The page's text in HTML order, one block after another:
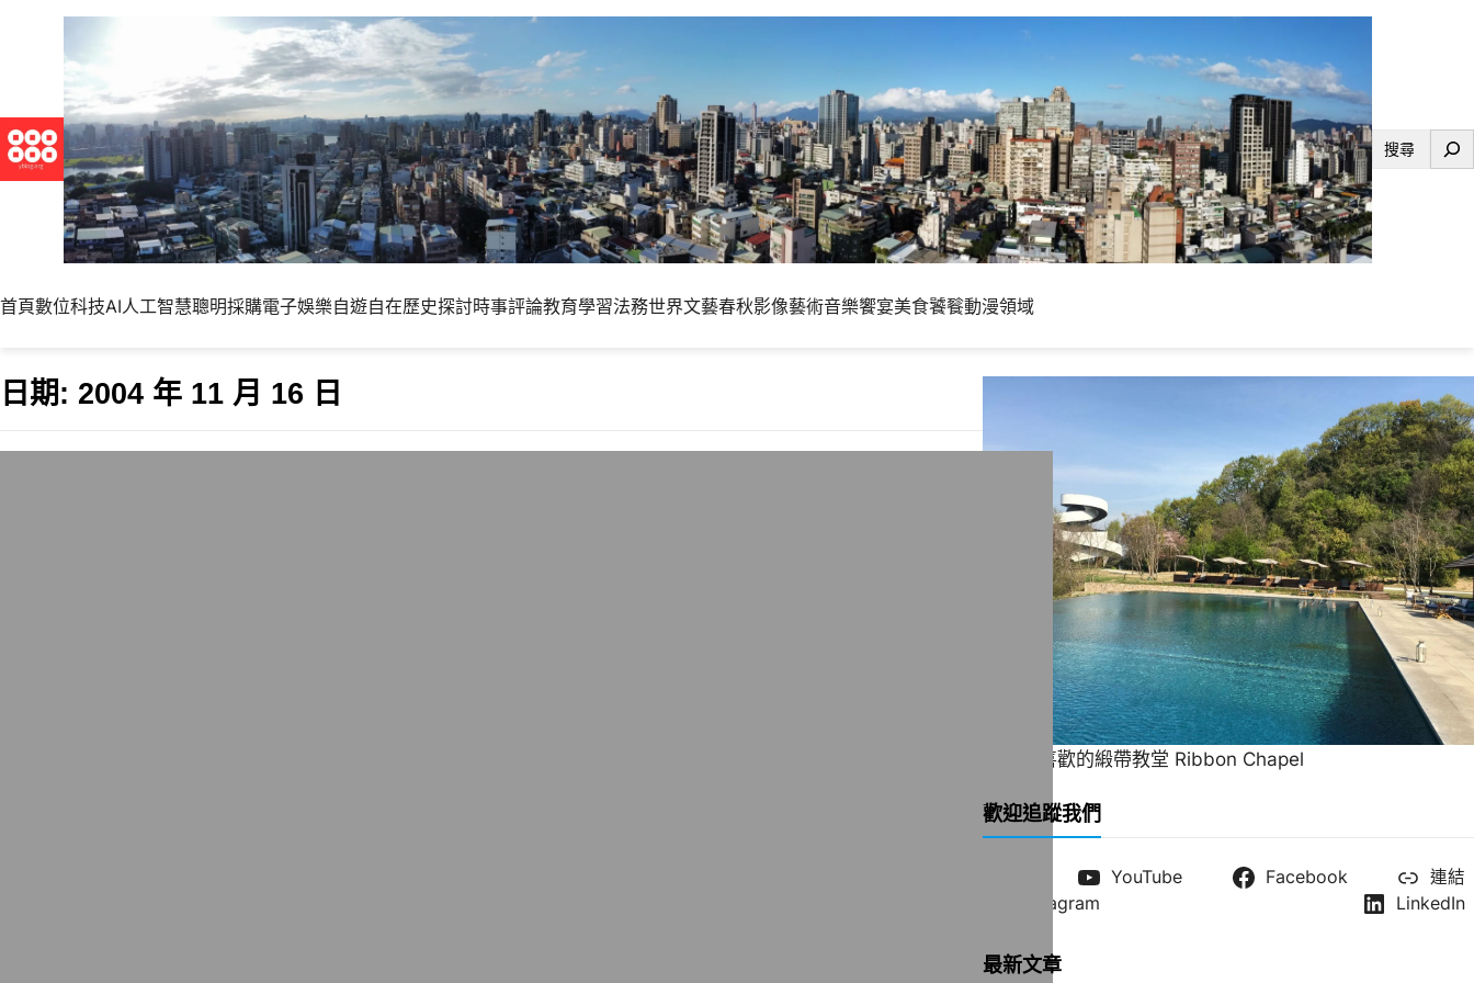
搜
首頁數位科技AI人工智慧聰明採購電子娛樂自遊自在歷史探討時事評論教育學習法務世界文藝春秋影像藝術音樂饗宴美食饕餮動漫領域
日期: 2004 年 11 月 16 日
一直很喜歡的緞帶教堂 Ribbon Chapel
歡迎追蹤我們
YouTube Facebook
連結
Instagram
LinkedIn
最新文章